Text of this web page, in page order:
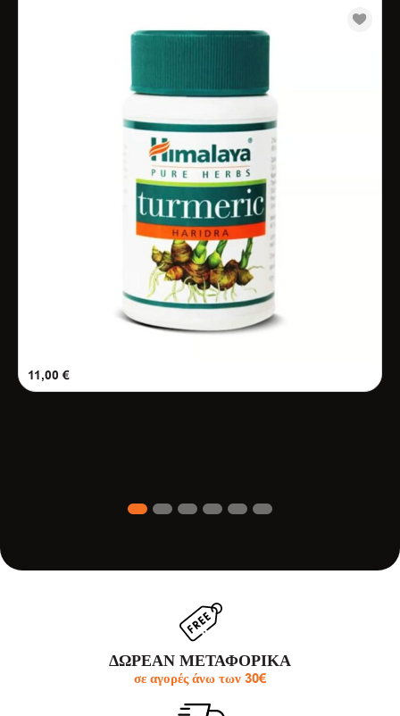
11,00 €
3 4 5 6
ΔΩΡΕΑΝ ΜΕΤΑΦΟΡΙΚΑ
σε αγορές άνω των 30€